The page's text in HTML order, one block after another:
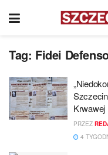
Tag: Fidei
Krwawej
PRZEZ
4